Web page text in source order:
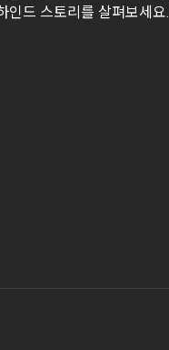
인드 스토리를 살펴보세요.